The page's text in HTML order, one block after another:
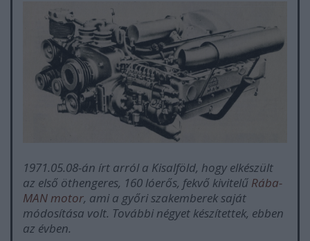
1971.05.08-án írt arról a Kisalföld, hogy elkészült
az első öthengeres, 160 lóerős, fekvő kivitelű Rába-
MAN motor, ami a győri szakemberek saját
módosítása volt. További négyet készítettek, ebben
az évben.